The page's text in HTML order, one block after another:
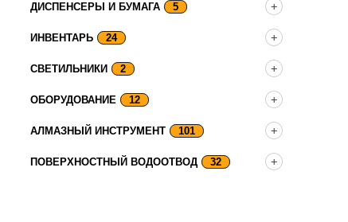
ДИСПЕНСЕРЫ И БУМАГА 5
ИНВЕНТАРЬ 24
СВЕТИЛЬНИКИ 2
ОБОРУДОВАНИЕ 12
АЛМАЗНЫЙ ИНСТРУМЕНТ 101
ПОВЕРХНОСТНЫЙ ВОДООТВОД 32